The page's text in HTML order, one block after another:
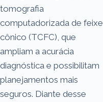
tomografia
computadorizada de feixe
cônico (TCFC), que
ampliam a acurácia
diagnóstica e possibilitam
planejamentos mais
seguros. Diante desse